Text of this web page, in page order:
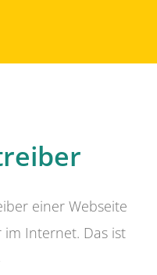
einer Webseite
im Internet. Das ist